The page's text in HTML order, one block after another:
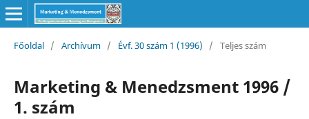
Főoldal / Archívum / Évf. 30 szám 1 (1996) / Teljes szám
Marketing & Menedzsment 1996 /
1. szám